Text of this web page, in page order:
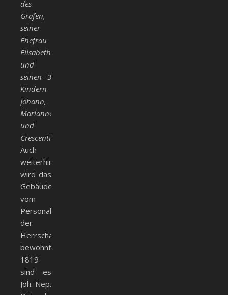
des
Grafen,
seiner
Ehefrau
Elisabetha
und
seinen 3
Kindern
Johann,
Marianne
und
Crescentia.
Auch
weiterhin
wird das
Gebäude
vom
Personal
der
Herrschaft
bewohnt.
1819
sind es
Joh. Nep.